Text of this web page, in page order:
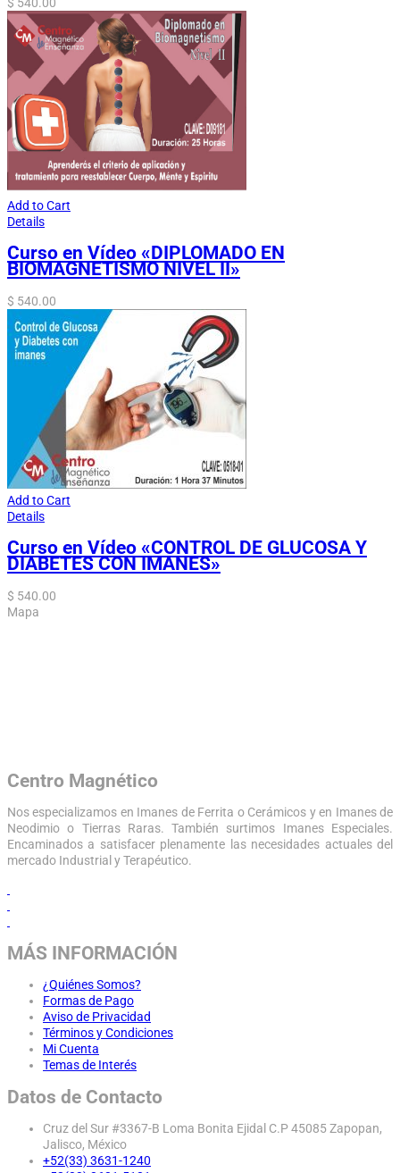
Add to Cart
Details
Curso en Vídeo «DIPLOMADO EN
BIOMAGNETISMO NIVEL II»
$ 540.00
Add to Cart
Details
Curso en Vídeo «CONTROL DE GLUCOSA Y
DIABETES CON IMANES»
$ 540.00
Mapa
Centro Magnético
Nos especializamos en Imanes de Ferrita o Cerámicos y en Imanes de
Neodimio o Tierras Raras. También surtimos Imanes Especiales.
Encaminados a satisfacer plenamente las necesidades actuales del
mercado Industrial y Terapéutico.
MÁS INFORMACIÓN
¿Quiénes Somos?
Formas de Pago
Aviso de Privacidad
Términos y Condiciones
Mi Cuenta
Temas de Interés
Datos de Contacto
Cruz del Sur #3367-B Loma Bonita Ejidal C.P 45085 Zapopan,
Jalisco, México
+52(33) 3631-1240